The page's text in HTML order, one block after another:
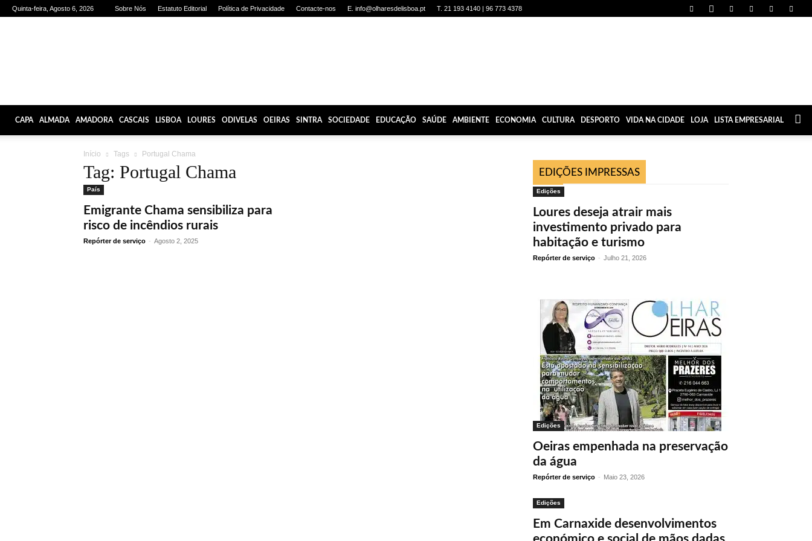
Quinta-feira, Agosto 6, 2026 Sobre Nós Estatuto Editorial Política de Privacidade Contacte-nos E. info@olharesdelisboa.pt T. 21 193 4140 | 96 773 4378
CAPA ALMADA AMADORA CASCAIS LISBOA LOURES ODIVELAS OEIRAS SINTRA SOCIEDADE EDUCAÇÃO SAÚDE AMBIENTE ECONOMIA CULTURA DESPORTO VIDA NA CIDADE LOJA LISTA EMPRESARIAL
Início Tags Portugal Chama
Tag: Portugal Chama
País
Emigrante Chama sensibiliza para
risco de incêndios rurais
Repórter de serviço - Agosto 2, 2025
EDIÇÕES IMPRESSAS
Edições
Loures deseja atrair mais
investimento privado para
habitação e turismo
Repórter de serviço - Julho 21, 2026
Edições
Oeiras empenhada na preservação
da água
Repórter de serviço - Maio 23, 2026
Edições
Em Carnaxide desenvolvimentos